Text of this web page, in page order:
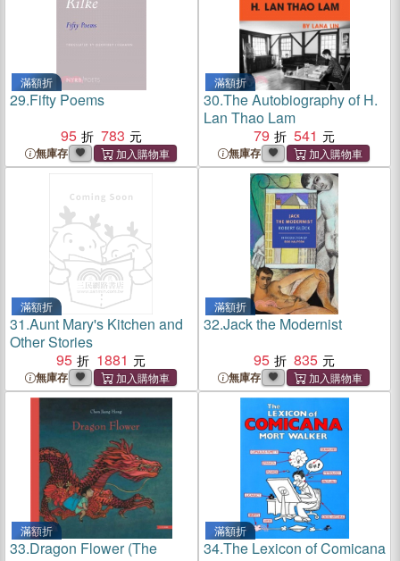
滿額折
29.Fifty Poems
95
783
無庫存
滿額折
30.The Autobiography of H.
Lan Thao Lam
79
541
無庫存
滿額折
31.Aunt Mary's Kitchen and
Other Stories
95
1881
無庫存
滿額折
32.Jack the Modernist
95
835
無庫存
滿額折
33.Dragon Flower (The
滿額折
34.The Lexicon of Comicana